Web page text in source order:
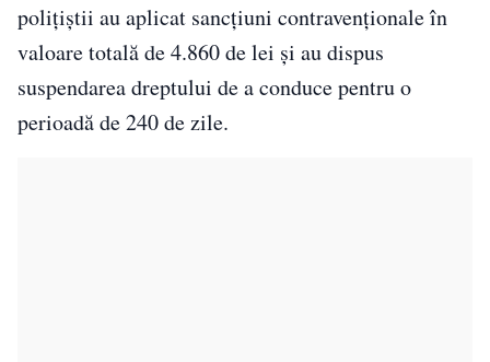
polițiștii au aplicat sancțiuni contravenționale în
valoare totală de 4.860 de lei și au dispus
suspendarea dreptului de a conduce pentru o
perioadă de 240 de zile.